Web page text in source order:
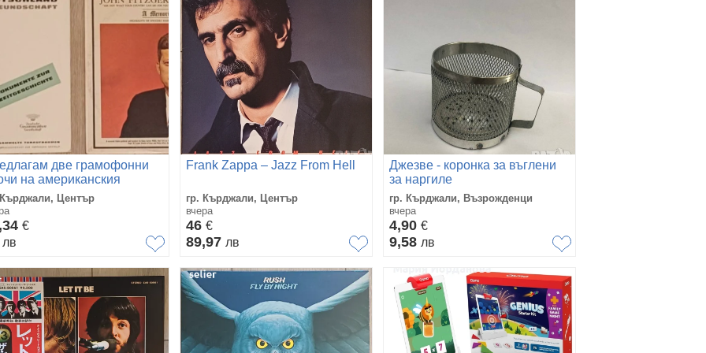
две грамофонни
на американския
Джон Фицджералд
Първата е: Това е
Център
€
лв
Frank Zappa ‎– Jazz From Hell
гр. Кърджали, Център
вчера
46 €
89,97 лв
Джезве - коронка за въглени
за наргиле
гр. Кърджали, Възрожденци
вчера
4,90 €
9,58 лв